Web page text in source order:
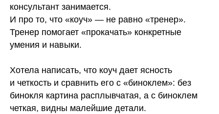
консультант занимается.
И про то, что «коуч» — не равно «тренер».
Тренер помогает «прокачать» конкретные
умения и навыки.
Хотела написать, что коуч дает ясность
и четкость и сравнить его с «биноклем»: без
бинокля картина расплывчатая, а с биноклем
четкая, видны малейшие детали.